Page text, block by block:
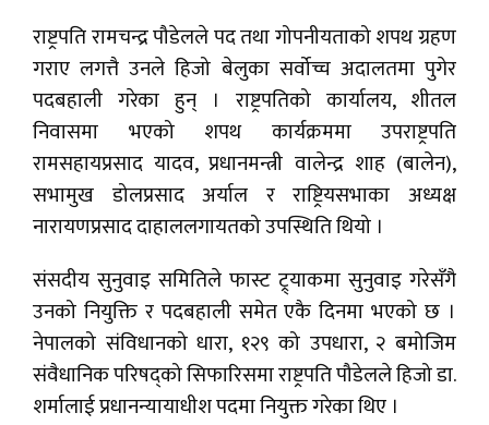
राष्ट्रपति रामचन्द्र पौडेलले पद तथा गोपनीयताको शपथ ग्रहण
गराए लगत्तै उनले हिजो बेलुका सर्वोच्च अदालतमा पुगेर
पदबहाली गरेका हुन् । राष्ट्रपतिको कार्यालय, शीतल
निवासमा भएको शपथ कार्यक्रममा उपराष्ट्रपति
रामसहायप्रसाद यादव, प्रधानमन्त्री वालेन्द्र शाह (बालेन),
सभामुख डोलप्रसाद अर्याल र राष्ट्रियसभाका अध्यक्ष
नारायणप्रसाद दाहाललगायतको उपस्थिति थियो ।
संसदीय सुनुवाइ समितिले फास्ट ट्र्याकमा सुनुवाइ गरेसँगै
उनको नियुक्ति र पदबहाली समेत एकै दिनमा भएको छ ।
नेपालको संविधानको धारा, १२९ को उपधारा, २ बमोजिम
संवैधानिक परिषद्को सिफारिसमा राष्ट्रपति पौडेलले हिजो डा.
शर्मालाई प्रधानन्यायाधीश पदमा नियुक्त गरेका थिए ।